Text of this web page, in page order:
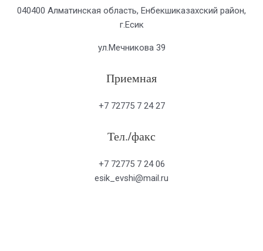
040400 Алматинская область, Енбекшиказахский район,
г.Есик
ул.Мечникова 39
Приемная
+7 72775 7 24 27
Тел./факс
+7 72775 7 24 06
esik_evshi@mail.ru